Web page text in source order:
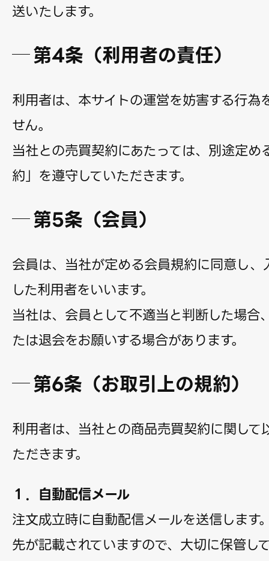
送いたします。
第4条（利用者の責任）
利用者は、本サイトの運営を妨害する行為
せん。
当社との売買契約にあたっては、別途定め
約」を遵守していただきます。
第5条（会員）
会員は、当社が定める会員規約に同意し
した利用者をいいます。
当社は、会員として不適当と判断した場合
たは退会をお願いする場合があります。
第6条（お取引上の規約）
利用者は、当社との商品売買契約に関して
ただきます。
１．自動配信メール
注文成立時に自動配信メールを送信します
先が記載されていますので、大切に保管し